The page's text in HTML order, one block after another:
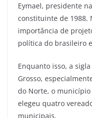
Eymael, presidente
constituinte de 1988.
importância de
política do brasileiro
Enquanto isso, a
Grosso,
do Norte, o município
elegeu quatro
municipais.